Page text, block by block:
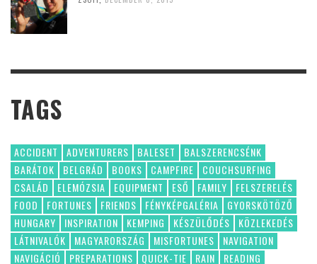
TAGS
ACCIDENT ADVENTURERS BALESET
BALSZERENCSÉNK
BARÁTOK
BELGRÁD BOOKS CAMPFIRE
COUCHSURFING
CSALÁD
ELEMÓZSIA EQUIPMENT ESŐ FAMILY
FELSZERELÉS
FOOD
FORTUNES FRIENDS FÉNYKÉPGALÉRIA
GYORSKÖTÖZŐ
HUNGARY
INSPIRATION KEMPING KÉSZÜLŐDÉS
KÖZLEKEDÉS
LÁTNIVALÓK
MAGYARORSZÁG MISFORTUNES
NAVIGATION
NAVIGÁCIÓ
PREPARATIONS QUICK-TIE RAIN
READING